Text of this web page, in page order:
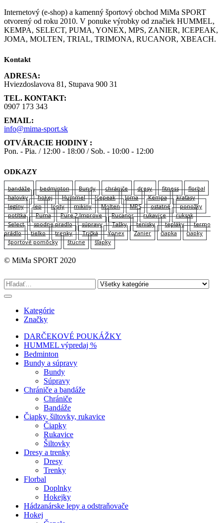
Internetový (e-shop) a kamenný športový obchod MiMa SPORT
otvorený od roku 2010. V ponuke výrobky od značiek HUMMEL,
KEMPA, SELECT, PUMA, YONEX, MPS, ZANIER, ICEPEAK,
JOMA, MOLTEN, TRIAL, TRIMONA, RUCANOR, XBEACH.
Kontakt
ADRESA:
Hviezdoslavova 81, Stupava 900 31
TEL. KONTAKT:
0907 173 343
EMAIL:
info@mima-sport.sk
OTVÁRACIE HODINY :
Pon. - Pia. / 12:00 - 18:00 / Sob. - 10:00 - 12:00
ODKAZY
bandáže bedminton Bundy chrániče dresy fitness
florbal
halovky
hokej Hummel Icepeak Joma Kempa
kraťasy
legíny
lep lopty mikiny Molten MPS ostatné
ponožky
potítka
Puma Pure 2 Improve Rucanor rukavice
ruksak
Select
spodne pradlo súpravy Tašky tenisky tepláky
termo
prádlo
tielko trenky Tričká Yonex Zanier čiapka
čiapky
športové pomôcky
štucne šľapky
© MiMa SPORT 2020
Kategórie
Značky
DARČEKOVÉ POUKÁŽKY
HUMMEL výpredaj %
Bedminton
Bundy a súpravy
Bundy
Súpravy
Chrániče a bandáže
Chrániče
Bandáže
Čiapky, šiltovky, rukavice
Čiapky
Rukavice
Šiltovky
Dresy a trenky
Dresy
Trenky
Florbal
Doplnky
Hokejky
Hádzanárske lepy a odstraňovače
Hokej